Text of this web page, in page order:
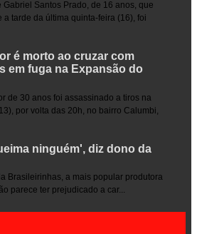
Gabriel Santos Prado, de 16 anos, que
tarde da última quinta-feira (16), foi
é morto ao cruzar com
em fuga na Expansão do
de 30 anos foi assassinado a tiros na
por volta das 20h, no bairro Calumbi,
ninguém', diz dono da
Brasileirinhas, a mais popular produtora
parece ter prejudicado a car...